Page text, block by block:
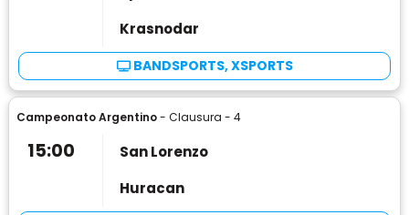
Krasnodar
BANDSPORTS, XSPORTS
Campeonato Argentino- Clausura - 4
15:00
San Lorenzo
Huracan